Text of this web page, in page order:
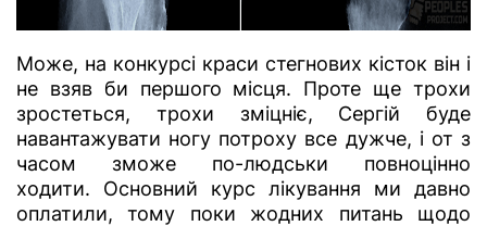
Може, на конкурсі краси стегнових кісток він і
не взяв би першого місця. Проте ще трохи
зростеться, трохи зміцніє, Сергій буде
навантажувати ногу потроху все дужче, і от з
часом зможе по-людськи повноцінно
ходити. Основний курс лікування ми давно
оплатили, тому поки жодних питань щодо